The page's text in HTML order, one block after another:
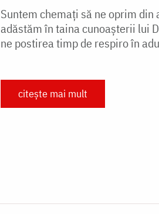
Suntem chemați să ne oprim din
adăstăm în taina cunoașterii lui
ne postirea timp de respiro în
citește mai mult